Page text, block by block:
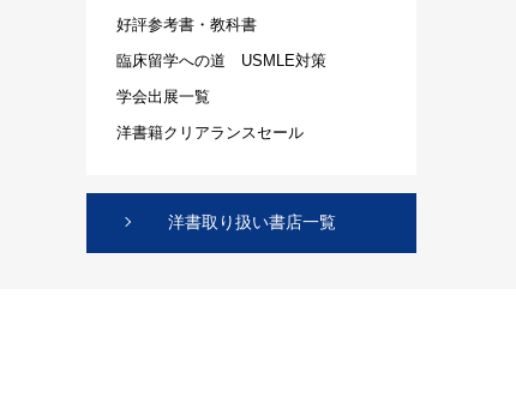
好評参考書・教科書
臨床留学への道 USMLE対策
学会出展一覧
洋書籍クリアランスセール
洋書取り扱い書店一覧